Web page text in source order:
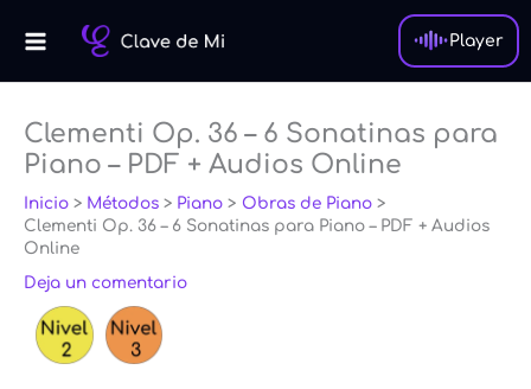
Player
Clementi Op. 36 – 6 Sonatinas para
Piano – PDF + Audios Online
Inicio Métodos Piano
Obras de Piano
Clementi Op. 36 – 6 Sonatinas para Piano – PDF + Audios
Online
Deja un comentario